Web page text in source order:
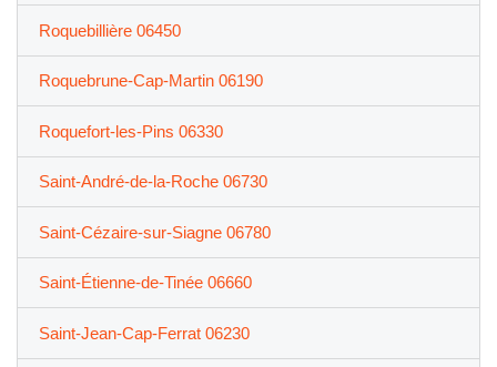
Roquebillière 06450
Roquebrune-Cap-Martin 06190
Roquefort-les-Pins 06330
Saint-André-de-la-Roche 06730
Saint-Cézaire-sur-Siagne 06780
Saint-Étienne-de-Tinée 06660
Saint-Jean-Cap-Ferrat 06230